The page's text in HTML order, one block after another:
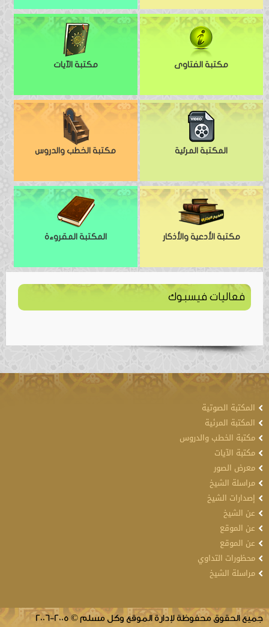
مكتبة الفتاوى مكتبة الآيات
المكتبة المرئية مكتبة الخطب والدروس
مكتبة الأدعية والأذكار المكتبة المقروءة
فعاليات فيسبوك
المكتبة الصوتية
المكتبة المرئية
مكتبة الخطب والدروس
مكتبة الآيات
معرض الصور
مراسلة الشيخ
إصدارات الشيخ
عن الشيخ
عن الموقع
عن الموقع
محظورات التداوي
مراسلة الشيخ
جميع الحقوق محفوظة لإدارة الموقع وكل مسلم © 2005-2006